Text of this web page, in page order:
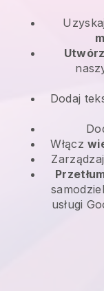
Uzyskaj
Dodaj
Włącz
usługi